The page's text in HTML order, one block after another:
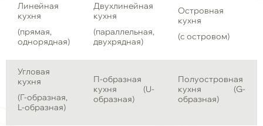
Линейная
кухня
(прямая,
однорядная)
Двухлинейная
кухня
(параллельная,
двухрядная)
Островная
кухня
(с островом)
Угловая
кухня
(Г-образная,
L-образная)
П-образная
кухня (U-
образная)
Полуостровная
кухня (G-
образная)